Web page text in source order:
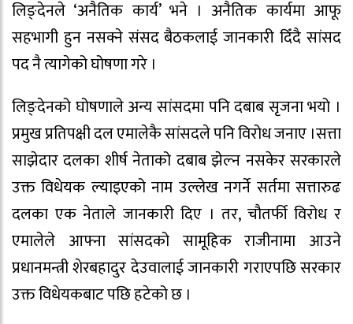
लिङ्देनले ‘अनैतिक कार्य’ भने । अनैतिक कार्यमा आफू
सहभागी हुन नसक्ने संसद बैठकलाई जानकारी दिँदै सांसद
पद नै त्यागेको घोषणा गरे ।
लिङ्देनको घोषणाले अन्य सांसदमा पनि दबाब सृजना भयो ।
प्रमुख प्रतिपक्षी दल एमालेकै सांसदले पनि विरोध जनाए ।सत्ता
साझेदार दलका शीर्ष नेताको दबाब झेल्न नसकेर सरकारले
उक्त विधेयक ल्याइएको नाम उल्लेख नगर्ने सर्तमा सत्तारुढ
दलका एक नेताले जानकारी दिए । तर, चौतर्फी विरोध र
एमालेले आफ्ना सांसदको सामूहिक राजीनामा आउने
प्रधानमन्त्री शेरबहादुर देउवालाई जानकारी गराएपछि सरकार
उक्त विधेयकबाट पछि हटेको छ ।